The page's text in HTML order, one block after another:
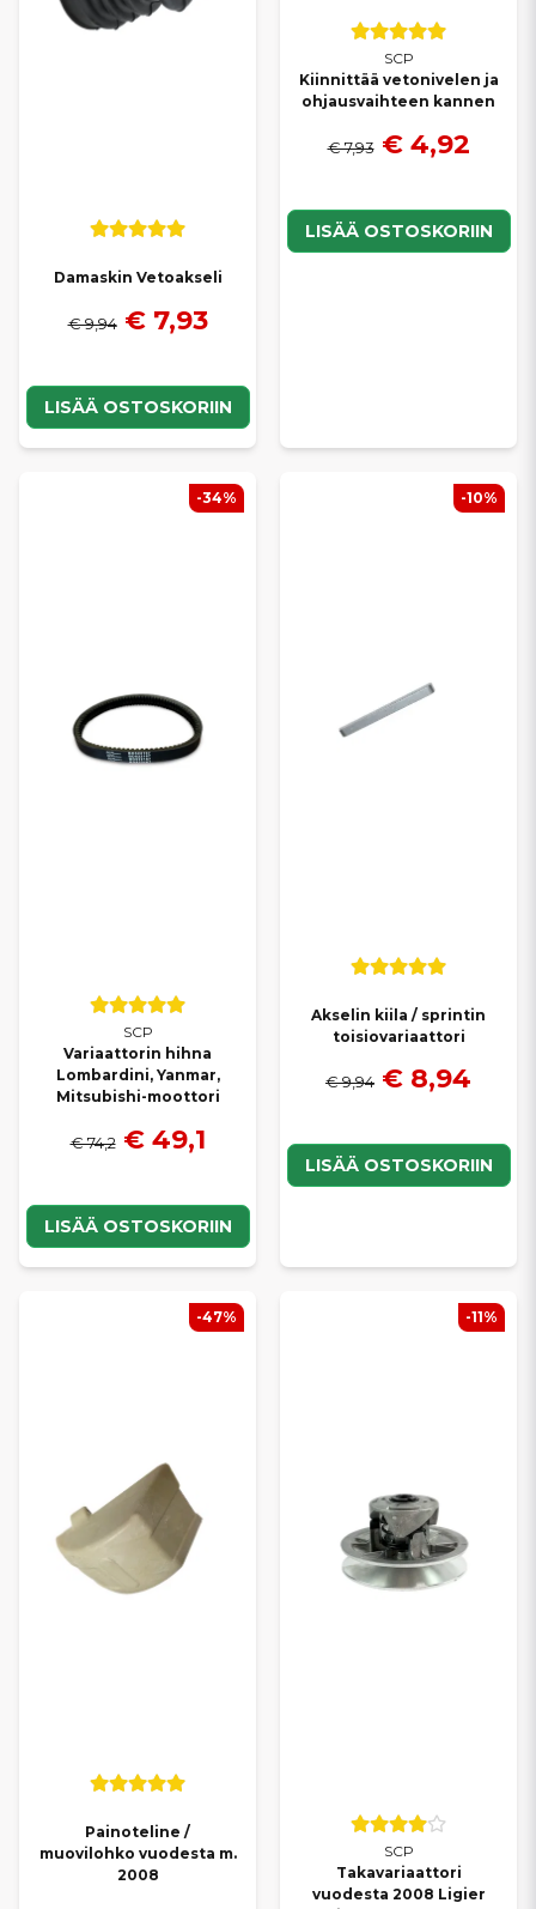
Damaskin Vetoakseli
€ 9,94 € 7,93
LISÄÄ OSTOSKORIIN
SCP
Kiinnittää vetonivelen ja
ohjausvaihteen kannen
€ 7,93 € 4,92
LISÄÄ OSTOSKORIIN
SCP
Variaattorin hihna
Lombardini, Yanmar,
Mitsubishi-moottori
€ 74,2 € 49,1
LISÄÄ OSTOSKORIIN
-34%
Akselin kiila / sprintin
toisiovariaattori
€ 9,94 € 8,94
LISÄÄ OSTOSKORIIN
-10%
Painoteline /
muovilohko vuodesta m.
2008
-47%
SCP
Takavariaattori
vuodesta 2008 Ligier
-11%